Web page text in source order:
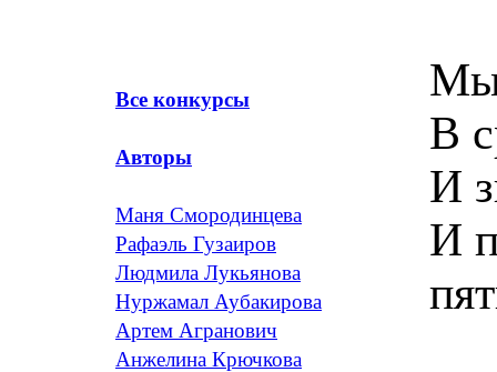
Все конкурсы
Авторы
Маня Смородинцева
Рафаэль Гузаиров
Людмила Лукьянова
Нуржамал Аубакирова
Артем Агранович
Анжелина Крючкова
Мы
В
И
И